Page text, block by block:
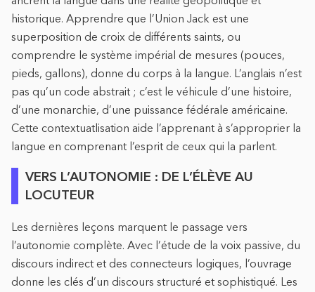
historique. Apprendre que l’Union Jack est une
superposition de croix de différents saints, ou
comprendre le système impérial de mesures (pouces,
pieds, gallons), donne du corps à la langue. L’anglais n’est
pas qu’un code abstrait ; c’est le véhicule d’une histoire,
d’une monarchie, d’une puissance fédérale américaine.
Cette contextuatlisation aide l’apprenant à s’approprier la
langue en comprenant l’esprit de ceux qui la parlent.
VERS L’AUTONOMIE : DE L’ÉLÈVE AU
LOCUTEUR
Les dernières leçons marquent le passage vers
l’autonomie complète. Avec l’étude de la voix passive, du
discours indirect et des connecteurs logiques, l’ouvrage
donne les clés d’un discours structuré et sophistiqué. Les